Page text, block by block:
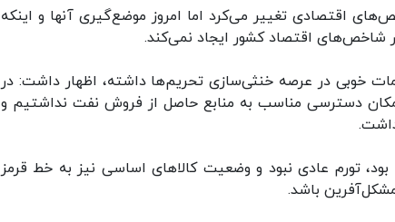
اقتصادی تغییر می‌کرد اما امروز موضع‌گیری‌ آنها و اینکه
شاخص‌های اقتصاد کشور ایجاد نمی‌کند.
خوبی در عرصه خنثی‌سازی تحریم‌ها داشته، اظهار داشت: در
۶۰۰ هزار بشکه بوده و امکان دسترسی مناسب به منابع حاصل از فروش نفت نداشتیم و
تورم عادی نبود و وضعیت کالاهای اساسی نیز به خط قرمز
باشد.